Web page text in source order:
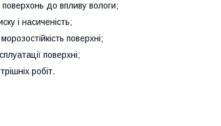
поверхонь до впливу вологи;
і насиченість;
поверхні;
поверхні;
робіт.